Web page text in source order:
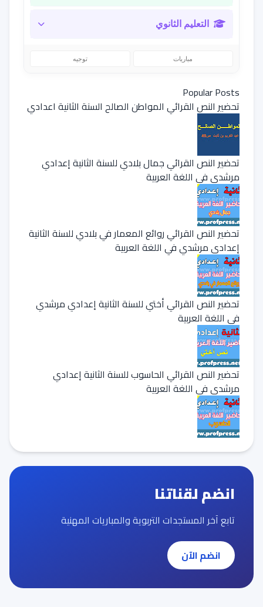
التعليم الثانوي
مباريات توجيه
Popular Posts
تحضير النص القرائي المواطن الصالح السنة الثانية اعدادي
تحضير النص القرائي جمال بلادي للسنة الثانية إعدادي
مرشدي في اللغة العربية
تحضير النص القرائي روائع المعمار في بلادي للسنة الثانية
إعدادي مرشدي في اللغة العربية
تحضير النص القرائي أختي للسنة الثانية إعدادي مرشدي
في اللغة العربية
تحضير النص القرائي الحاسوب للسنة الثانية إعدادي
مرشدي في اللغة العربية
انضم لقناتنا
تابع آخر المستجدات التربوية والمباريات المهنية
انضم الآن